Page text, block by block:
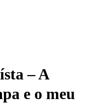
– A
e o meu